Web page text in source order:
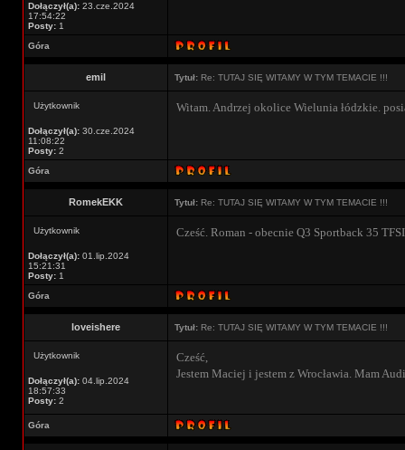
Dołączył(a): 23.cze.2024
17:54:22
Posty: 1
Góra
emil Tytuł: Re: TUTAJ SIĘ WITAMY W TYM TEMACIE !!!
Użytkownik
Dołączył(a): 30.cze.2024
11:08:22
Posty: 2
Witam. Andrzej okolice Wielunia łódzkie.
Góra
RomekEKK Tytuł: Re: TUTAJ SIĘ WITAMY W TYM TEMACIE !!!
Użytkownik
Dołączył(a): 01.lip.2024
15:21:31
Posty: 1
Cześć. Roman - obecnie Q3 Sportback 35
Góra
loveishere Tytuł: Re: TUTAJ SIĘ WITAMY W TYM TEMACIE !!!
Użytkownik
Dołączył(a): 04.lip.2024
18:57:33
Posty: 2
Cześć,
Jestem Maciej i jestem z Wrocławia. Mam
Góra